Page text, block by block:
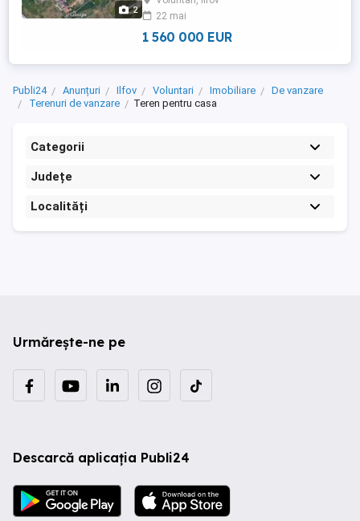
2
terenuri intravilane in zona cu suprafete
intre 2500mp - 13,3ha, cu deschideri bune
si ...
22 mai
1 560 000 EUR
Publi24 Anunțuri Ilfov Voluntari Imobiliare
De vanzare
Terenuri de vanzare
Teren pentru casa
Categorii
Județe
Localități
Urmărește-ne pe
Descarcă aplicația Publi24